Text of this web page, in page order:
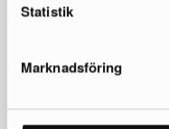
Statistik
Marknadsföring